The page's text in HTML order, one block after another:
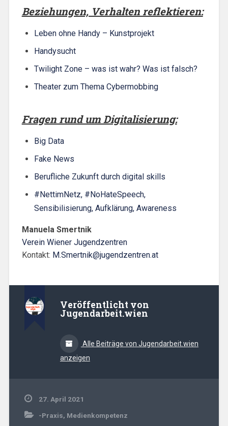
Beziehungen, Verhalten reflektieren:
Leben ohne Handy – Kunstprojekt
Handysucht
Twilight Zone – was ist wahr? Was ist falsch?
Theater zum Thema Cybermobbing
Fragen rund um Digitalisierung:
Big Data
Fake News
Berufliche Zukunft durch digital skills
#NettimNetz, #NoHateSpeech,
Sensibilisierung, Aufklärung, Awareness
Manuela Smertnik
Verein Wiener Jugendzentren
Kontakt: M.Smertnik@jugendzentren.at
Veröffentlicht von
Jugendarbeit.wien
Alle Beiträge von Jugendarbeit.wien
anzeigen
27. April 2021
-Praxis, Medienkompetenz